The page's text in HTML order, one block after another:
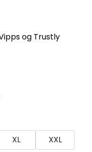
XL XXL